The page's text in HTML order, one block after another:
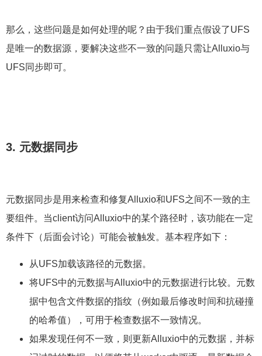
那么，这些问题是如何处理的呢？由于我们重点假设了UFS
是唯一的数据源，要解决这些不一致的问题只需让Alluxio与
UFS同步即可。
3. 元数据同步
元数据同步是用来检查和修复Alluxio和UFS之间不一致的主
要组件。当client访问Alluxio中的某个路径时，该功能在一定
条件下（后面会讨论）可能会被触发。基本程序如下：
从UFS加载该路径的元数据。
将UFS中的元数据与Alluxio中的元数据进行比较。元数
据中包含文件数据的指纹（例如最后修改时间和抗碰撞
的哈希值），可用于检查数据不一致情况。
如果发现任何不一致，则更新Alluxio中的元数据，并标